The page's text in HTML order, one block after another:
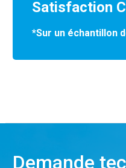
Satisfaction
*Sur un échantillon
Demande